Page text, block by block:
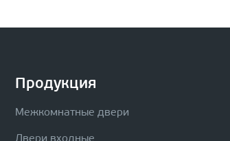
Продукция
Межкомнатные двери